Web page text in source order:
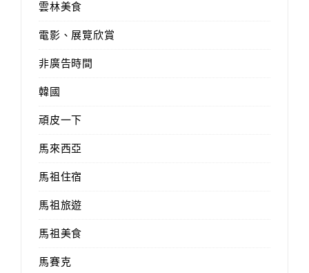
雲林美食
電影、展覽欣賞
非廣告時間
韓國
頑皮一下
馬來西亞
馬祖住宿
馬祖旅遊
馬祖美食
馬賽克